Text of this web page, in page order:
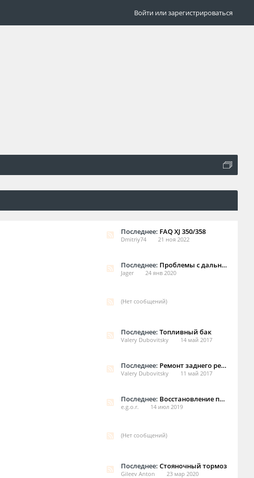
Последнее: FAQ XJ 350/358
Dmitriy74 21 ноя 2022
Последнее: Проблемы с дальними поездками.
Jager 24 янв 2020
(Нет сообщений)
Последнее: Топливный бак
Valery Dubovitsky 14 май 2017
Последнее: Ремонт заднего редуктора XJ
Valery Dubovitsky 11 май 2017
Последнее: Восстановление пневмобаллонов
e.g.o.r. 14 июл 2019
(Нет сообщений)
Последнее: Стояночный тормоз
Gileev Anton 23 мар 2020
Войти или зарегистрироваться